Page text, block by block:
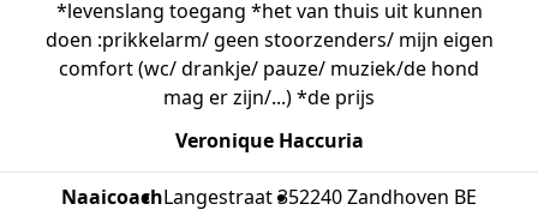
*levenslang toegang *het van thuis uit kunnen
doen :prikkelarm/ geen stoorzenders/ mijn eigen
comfort (wc/ drankje/ pauze/ muziek/de hond
mag er zijn/...) *de prijs
Veronique Haccuria
NaaicoachLangestraat 352240 Zandhoven BE